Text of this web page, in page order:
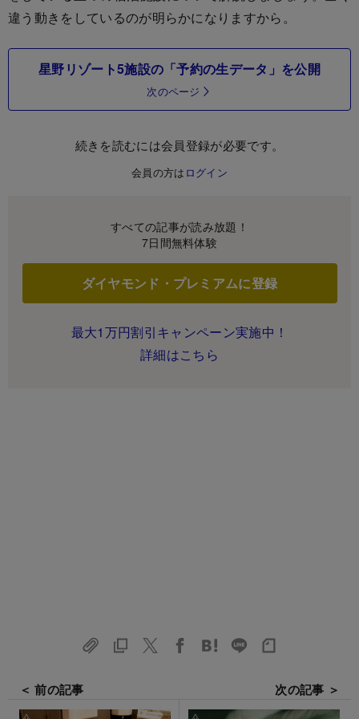
違う動きをしているのが明らかになりますから。
星野リゾート5施設の「予約の生データ」を公開
次のページ
続きを読むには会員登録が必要です。
会員の方は ログイン
すべての記事が読み放題！
7日間無料体験
ダイヤモンド・プレミアムに登録
最大1万円割引キャンペーン実施中！
詳細はこちら
＜ 前の記事 次の記事 ＞